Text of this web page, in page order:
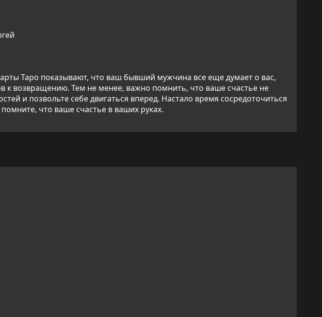
Таро показывают, что ваш бывший мужчина все еще думает о вас,
к возвращению. Тем не менее, важно помнить, что ваше счастье не
и позвольте себе двигаться вперед. Настало время сосредоточиться
что ваше счастье в ваших руках.